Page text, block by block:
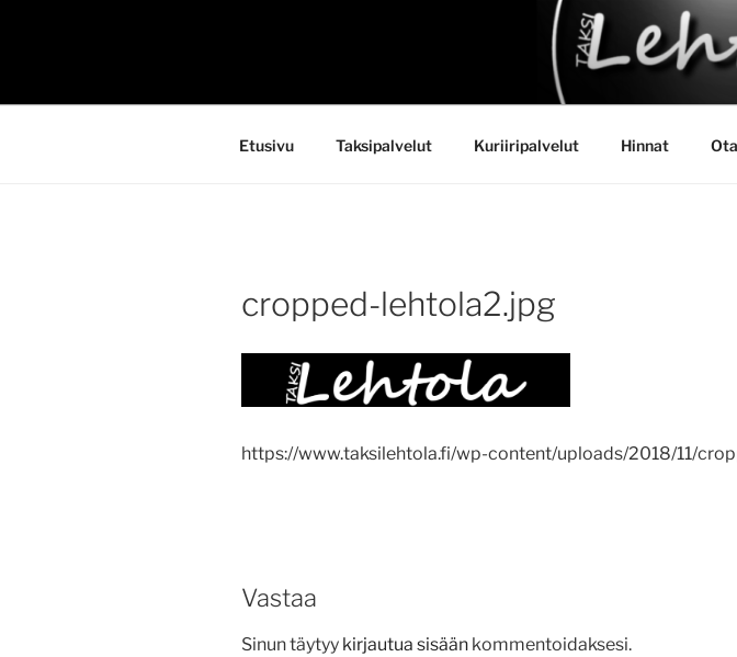
TAKSI LEHTOLA
Etusivu Taksipalvelut Kuriiripalvelut Hinnat
cropped-lehtola2.jpg
https://www.taksilehtola.fi/wp-content/uploads/2018/11/
Vastaa
Sinun täytyy kirjautua sisään kommentoidaksesi.